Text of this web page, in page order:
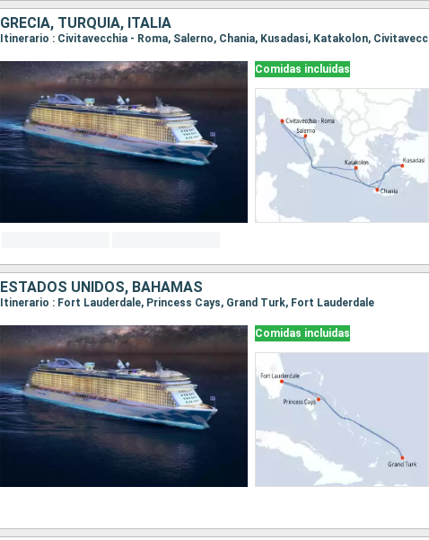
GRECIA, TURQUÍA, ITALIA
Itinerario : Civitavecchia - Roma, Salerno, Chania, Kusadasi, Katakolon,
Comidas incluidas
ESTADOS UNIDOS, BAHAMAS
Itinerario : Fort Lauderdale, Princess Cays, Grand Turk, Fort Lauderdale
Comidas incluidas